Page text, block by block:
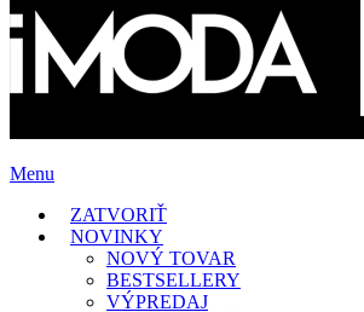
Menu
ZATVORIŤ
NOVINKY
NOVÝ TOVAR
BESTSELLERY
VÝPREDAJ